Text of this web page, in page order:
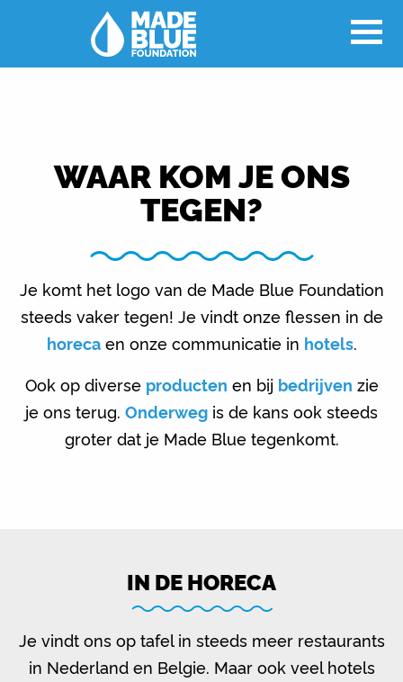
WAAR KOM JE ONS
TEGEN?
Je komt het logo van de Made Blue Foundation
steeds vaker tegen! Je vindt onze flessen in de
horecaen onze communicatie in hotels.
Ook op diverse producten en bij bedrijven zie
je ons terug. Onderweg is de kans ook steeds
groter dat je Made Blue tegenkomt.
IN DE HORECA
Je vindt ons op tafel in steeds meer restaurants
in Nederland en Belgie. Maar ook veel hotels